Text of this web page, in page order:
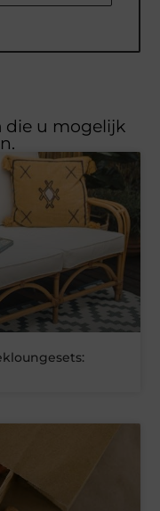
die u mogelijk